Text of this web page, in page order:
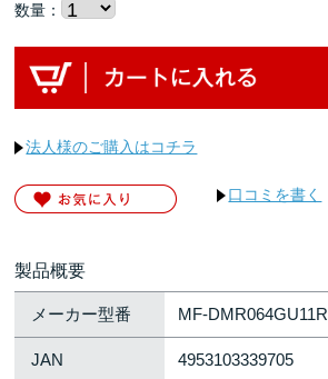
数量：
法人様のご購入はコチラ
口コミを書く
製品概要
メーカー型番 MF-DMR064GU11R
JAN 4953103339705